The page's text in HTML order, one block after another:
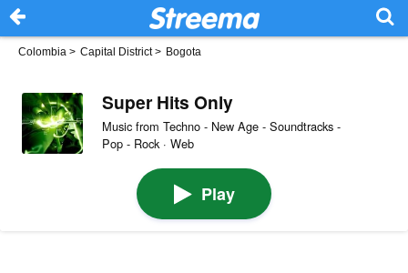
Colombia > Capital District> Bogota
Super Hits Only
Music from Techno - New Age - Soundtracks -
Pop - Rock · Web
Play